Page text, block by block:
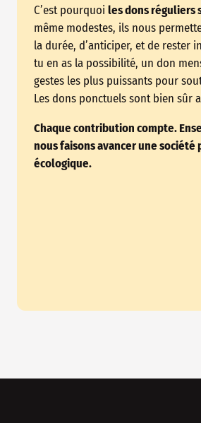
C’est pourquoi les dons réguliers
même modestes, ils nous
la durée, d’anticiper, et de rester
tu en as la possibilité, un don
gestes les plus puissants pour
Les dons ponctuels sont bien sûr
Chaque contribution compte.
nous faisons avancer une société
écologique.